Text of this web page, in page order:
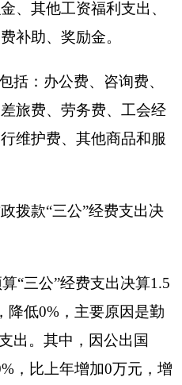
般公共预算“三
因是：公务接待费预
出国（境）费预算
差异率0%，主要原
用车购置费预算数0
车运行费预算数1.5
异率0%，主要原
率-100%，主要原因
费在2021年结算。
款收入支出决算情